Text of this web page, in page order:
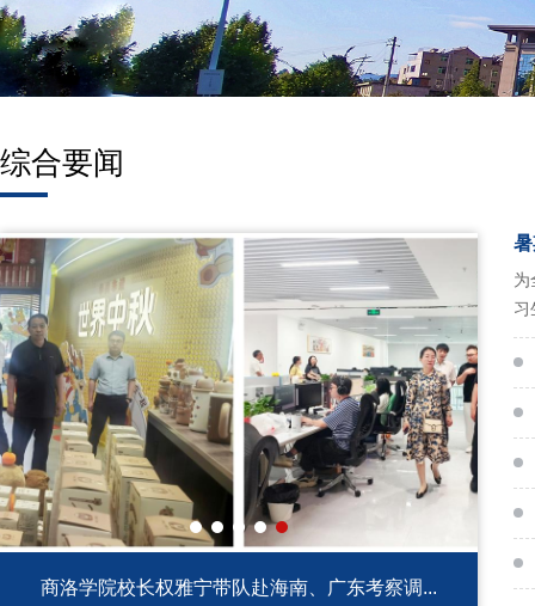
综合要闻
宁带队赴海南、广东考察调... 商洛学院召开
为
习